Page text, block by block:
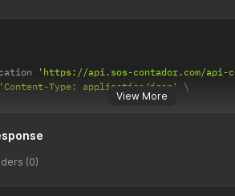
View More
'https://api.sos-contador.com/
'Content-Type: application/json'
(0)